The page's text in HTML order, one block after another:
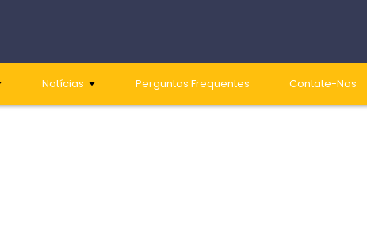
Notícias Perguntas Frequentes Contate-Nos